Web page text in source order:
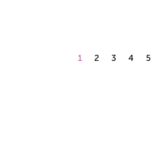
1 2 3 4 5